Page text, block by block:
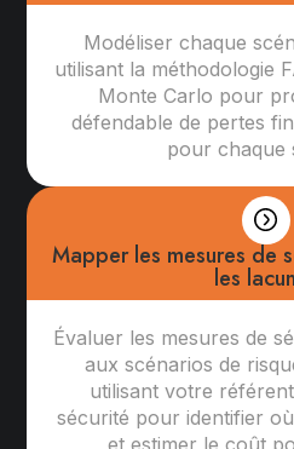
Modéliser chaque
utilisant la méthodologie
Monte Carlo pour
défendable de pertes
pour chaque
Mapper les mesures de
les
Évaluer les mesures de
aux scénarios de
utilisant votre
sécurité pour identifier
et estimer le coût